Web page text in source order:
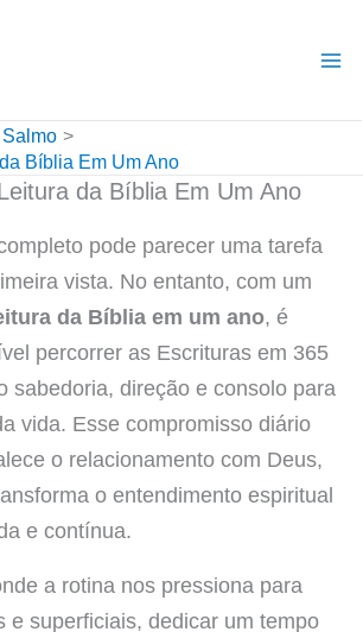
Bíblia Em Um Ano
da Bíblia Em Um Ano
pode parecer uma tarefa
vista. No entanto, com um
da Bíblia em um ano, é
percorrer as Escrituras em 365
sabedoria, direção e consolo para
vida. Esse compromisso diário
o relacionamento com Deus,
o entendimento espiritual
e contínua.
a rotina nos pressiona para
e superficiais, dedicar um tempo